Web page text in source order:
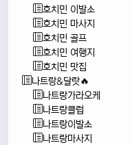
호치민 이발소
호치민 마사지
호치민 골프
호치민 여행지
호치민 맛집
나트랑&달랏🔥
나트랑가라오케
나트랑클럽
나트랑이발소
나트랑마사지